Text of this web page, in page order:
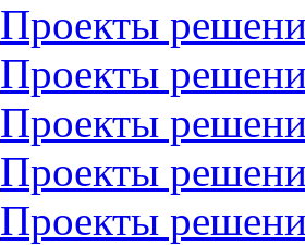
Проекты
Проекты
Проекты
Проекты
Проекты